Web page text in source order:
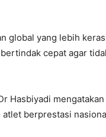
global yang lebih
cepat agar
Hasbiyadi
berprestasi